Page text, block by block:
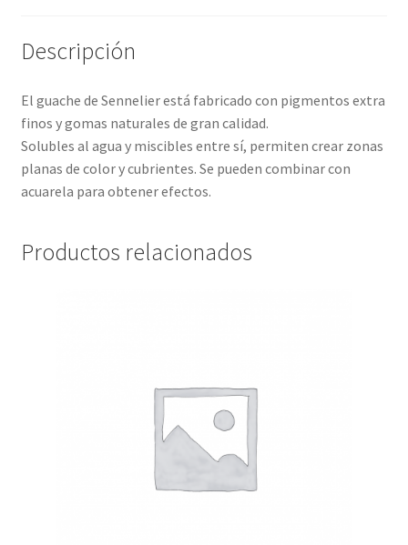
Descripción
El guache de Sennelier está fabricado con pigmentos extra
finos y gomas naturales de gran calidad.
Solubles al agua y miscibles entre sí, permiten crear zonas
planas de color y cubrientes. Se pueden combinar con
acuarela para obtener efectos.
Productos relacionados